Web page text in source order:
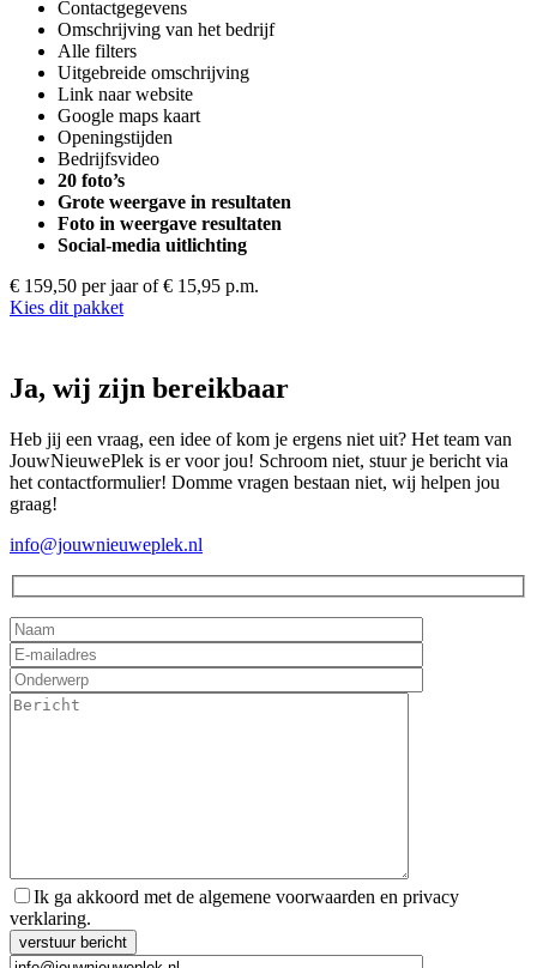
Contactgegevens
Omschrijving van het bedrijf
Alle filters
Uitgebreide omschrijving
Link naar website
Google maps kaart
Openingstijden
Bedrijfsvideo
20 foto’s
Grote weergave in resultaten
Foto in weergave resultaten
Social-media uitlichting
€ 159,50 per jaar of € 15,95 p.m.
Kies dit pakket
Ja, wij zijn bereikbaar
Heb jij een vraag, een idee of kom je ergens niet uit? Het team van
JouwNieuwePlek is er voor jou! Schroom niet, stuur je bericht via
het contactformulier! Domme vragen bestaan niet, wij helpen jou
graag!
info@jouwnieuweplek.nl
Ik ga akkoord met de algemene voorwaarden en privacy
verklaring.
Gelieve dit veld leeg te laten.